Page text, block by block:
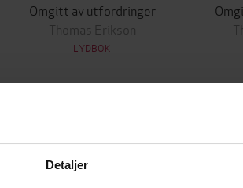
Detaljer
Omgitt av utfordringer
Thomas Erikson
LYDBOK